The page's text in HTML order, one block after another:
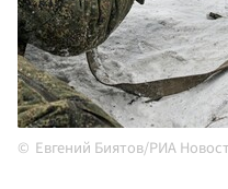
Евгений Биятов/РИА